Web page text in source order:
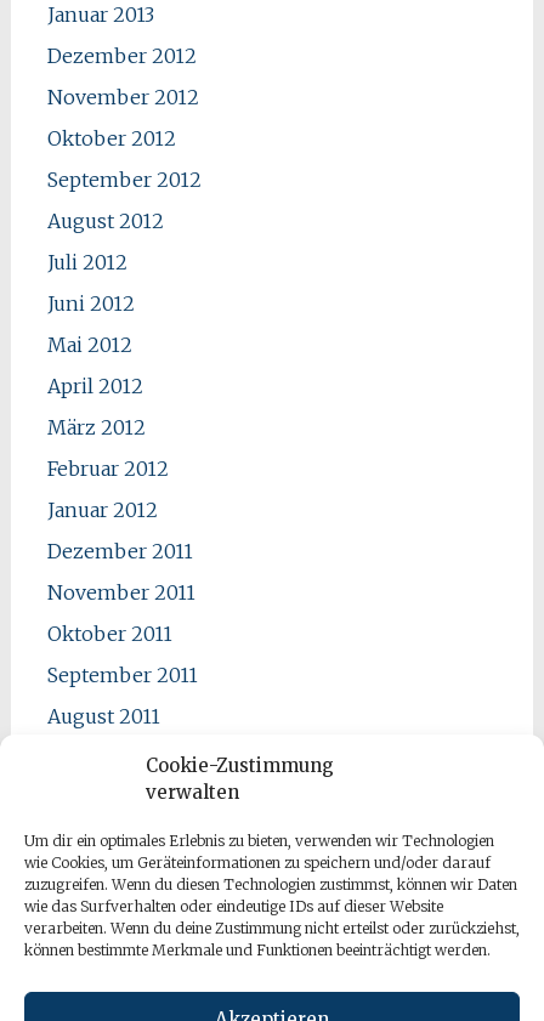
Cookie-Zustimmung
verwalten
Um dir ein optimales Erlebnis zu bieten, verwenden wir Technologien
wie Cookies, um Geräteinformationen zu speichern und/oder darauf
zuzugreifen. Wenn du diesen Technologien zustimmst, können wir Daten
wie das Surfverhalten oder eindeutige IDs auf dieser Website
verarbeiten. Wenn du deine Zustimmung nicht erteilst oder zurückziehst,
können bestimmte Merkmale und Funktionen beeinträchtigt werden.
Januar 2013
Dezember 2012
November 2012
Oktober 2012
September 2012
August 2012
Juli 2012
Juni 2012
Mai 2012
April 2012
März 2012
Februar 2012
Januar 2012
Dezember 2011
November 2011
Oktober 2011
September 2011
August 2011
Mai 2011
April 2011